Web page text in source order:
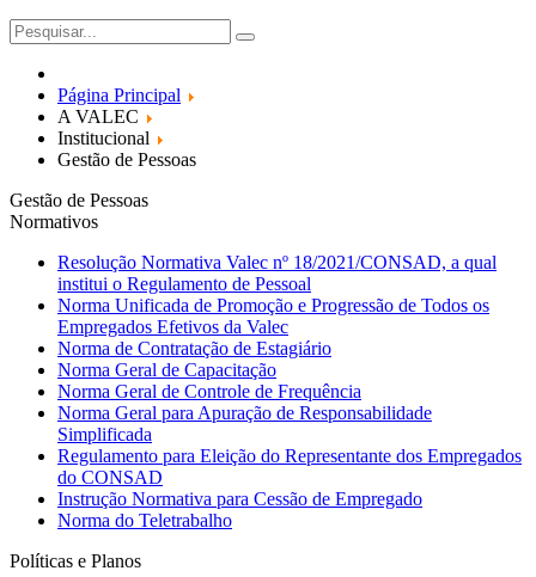
Página Principal
A VALEC
Institucional
Gestão de Pessoas
Gestão de Pessoas
Normativos
Resolução Normativa Valec nº 18/2021/CONSAD, a qual
institui o Regulamento de Pessoal
Norma Unificada de Promoção e Progressão de Todos os
Empregados Efetivos da Valec
Norma de Contratação de Estagiário
Norma Geral de Capacitação
Norma Geral de Controle de Frequência
Norma Geral para Apuração de Responsabilidade
Simplificada
Regulamento para Eleição do Representante dos Empregados
do CONSAD
Instrução Normativa para Cessão de Empregado
Norma do Teletrabalho
Políticas e Planos